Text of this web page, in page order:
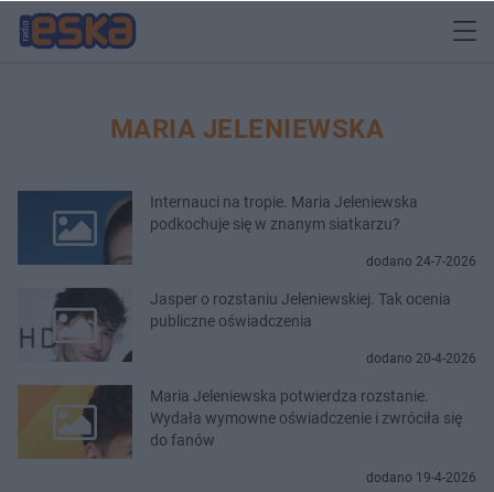
MARIA JELENIEWSKA
Internauci na tropie. Maria Jeleniewska
podkochuje się w znanym siatkarzu?
dodano 24-7-2026
Jasper o rozstaniu Jeleniewskiej. Tak ocenia
publiczne oświadczenia
dodano 20-4-2026
Maria Jeleniewska potwierdza rozstanie.
Wydała wymowne oświadczenie i zwróciła się
do fanów
dodano 19-4-2026